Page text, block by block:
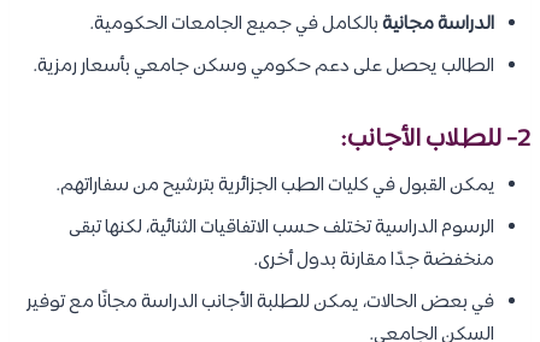
الدراسة مجانيةبالكامل في جميع الجامعات الحكومية.
الطالب يحصل على دعم حكومي وسكن جامعي بأسعار رمزية.
2- للطلاب الأجانب:
يمكن القبول في كليات الطب الجزائرية بترشيح من سفاراتهم.
الرسوم الدراسية تختلف حسب الاتفاقيات الثنائية، لكنها تبقى
منخفضة جدًا مقارنة بدول أخرى.
في بعض الحالات، يمكن للطلبة الأجانب الدراسة مجانًا مع توفير
السكن الجامعي.